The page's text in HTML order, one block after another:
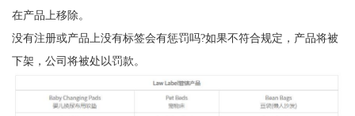
在产品上移除。
没有注册或产品上没有标签会有惩罚吗?如果不符合规定，产品将被
下架，公司将被处以罚款。